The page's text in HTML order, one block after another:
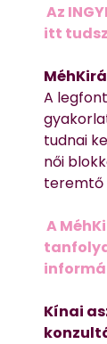
Az
itt
A
tudnai
női
teremtő
A
Kínai